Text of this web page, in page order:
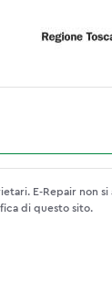
E-Repair non si
di questo sito.